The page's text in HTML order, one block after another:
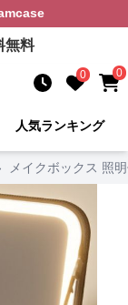
無料
0 0
人気ランキング
メイクボックス 照